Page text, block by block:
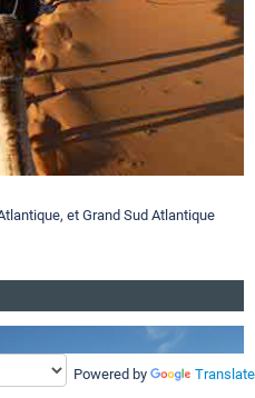
et Grand Sud Atlantique
Powered by Translate